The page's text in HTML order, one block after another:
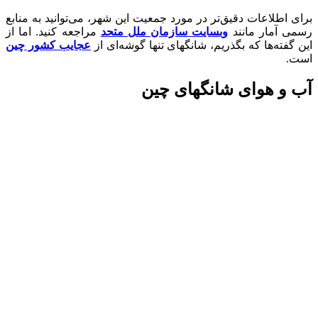
برای اطلاعات دقیق‌تر در مورد جمعیت این شهر، می‌توانید به منابع
رسمی آمار مانند وبسایت سازمان ملل متحد مراجعه کنید. اما از
این گفته‌ها که بگذریم، شانگهای تنها گوشه‌ای از عجایب کشور چین
است.
آب و هوای شانگهای چین